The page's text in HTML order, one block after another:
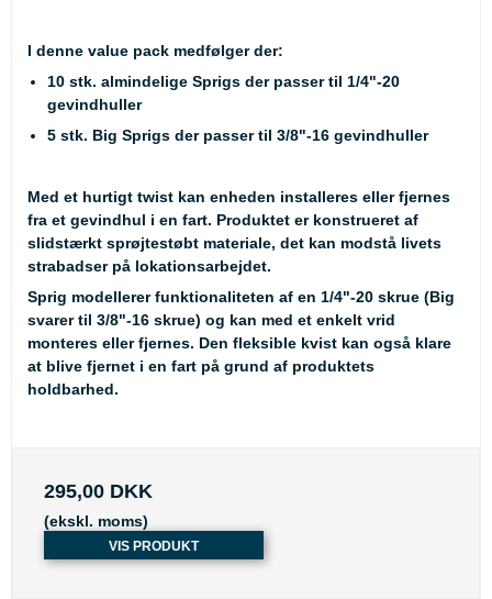
I denne value pack medfølger der:
10 stk. almindelige Sprigs der passer til 1/4"-20
gevindhuller
5 stk. Big Sprigs der passer til 3/8"-16 gevindhuller
Med et hurtigt twist kan enheden installeres eller fjernes
fra et gevindhul i en fart. Produktet er konstrueret af
slidstærkt sprøjtestøbt materiale, det kan modstå livets
strabadser på lokationsarbejdet.
Sprig modellerer funktionaliteten af en 1/4"-20 skrue (Big
svarer til 3/8"-16 skrue) og kan med et enkelt vrid
monteres eller fjernes. Den fleksible kvist kan også klare
at blive fjernet i en fart på grund af produktets
holdbarhed.
295,00 DKK
(ekskl. moms)
VIS PRODUKT